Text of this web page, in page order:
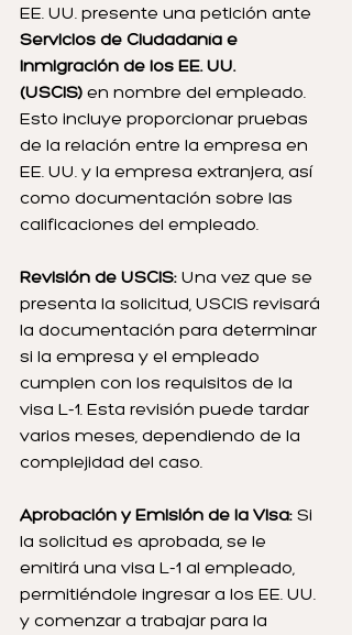
EE. UU. presente una petición ante
Servicios de Ciudadanía e
Inmigración de los EE. UU.
(USCIS) en nombre del empleado.
Esto incluye proporcionar pruebas
de la relación entre la empresa en
EE. UU. y la empresa extranjera, así
como documentación sobre las
calificaciones del empleado.
Revisión de USCIS: Una vez que se
presenta la solicitud, USCIS revisará
la documentación para determinar
si la empresa y el empleado
cumplen con los requisitos de la
visa L-1. Esta revisión puede tardar
varios meses, dependiendo de la
complejidad del caso.
Aprobación y Emisión de la Visa: Si
la solicitud es aprobada, se le
emitirá una visa L-1 al empleado,
permitiéndole ingresar a los EE. UU.
y comenzar a trabajar para la